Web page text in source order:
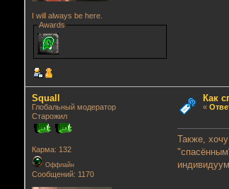
I will always be here.
Awards
Squall
Глобальный модератор
Старожил
Карма: 132
Оффлайн
Сообщений: 1170
Как
«
Также,